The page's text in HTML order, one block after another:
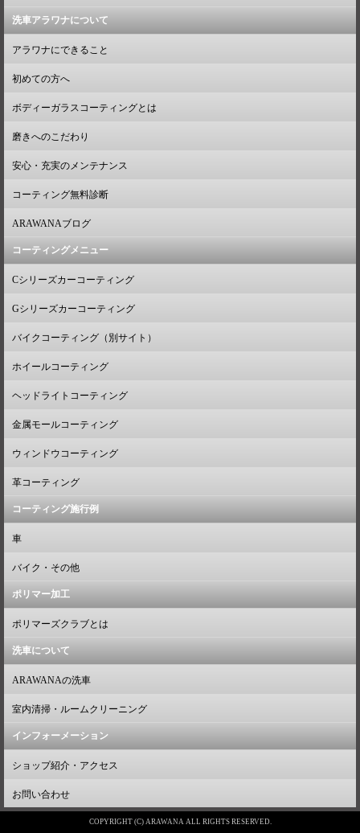
洗車アラワナについて
アラワナにできること
初めての方へ
ボディーガラスコーティングとは
磨きへのこだわり
安心・充実のメンテナンス
コーティング無料診断
ARAWANAブログ
コーティングメニュー
Cシリーズカーコーティング
Gシリーズカーコーティング
バイクコーティング（別サイト）
ホイールコーティング
ヘッドライトコーティング
金属モールコーティング
ウィンドウコーティング
革コーティング
コーティング施行例
車
バイク・その他
ポリマー加工
ポリマーズクラブとは
洗車について
ARAWANAの洗車
室内清掃・ルームクリーニング
インフォーメーション
ショップ紹介・アクセス
お問い合わせ
COPYRIGHT (C) ARAWANA ALL RIGHTS RESERVED.